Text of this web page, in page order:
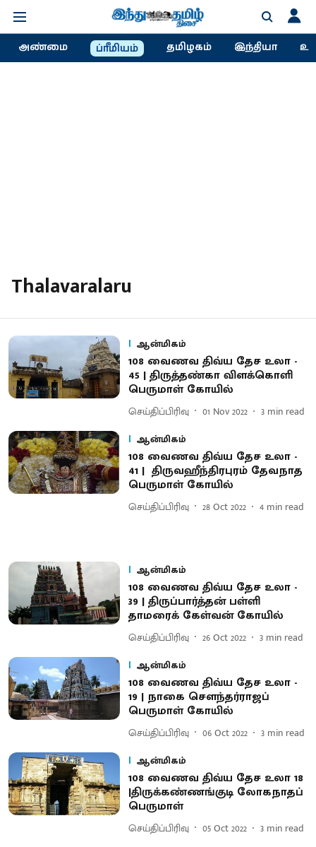
அண்மை ப்ரீமியம் தமிழகம் இந்தியா
Thalavaralaru
ஆன்மிகம்
108 வைணவ திவ்ய தேச உலா -
45 | திருத்தண்கா விளக்கொளி
பெருமாள் கோயில்
செய்திப்பிரிவு 01 Nov 2022 3 min read
ஆன்மிகம்
108 வைணவ திவ்ய தேச உலா -
41 | திருவஹீந்திரபுரம் தேவநாத
பெருமாள் கோயில்
செய்திப்பிரிவு 28 Oct 2022 4 min read
ஆன்மிகம்
108 வைணவ திவ்ய தேச உலா -
39 | திருப்பார்த்தன் பள்ளி
தாமரைக் கேள்வன் கோயில்
செய்திப்பிரிவு 26 Oct 2022 3 min read
ஆன்மிகம்
108 வைணவ திவ்ய தேச உலா -
19 | நாகை சௌந்தர்ராஜப்
பெருமாள் கோயில்
செய்திப்பிரிவு 06 Oct 2022 3 min read
ஆன்மிகம்
108 வைணவ திவ்ய தேச உலா 18
|திருக்கண்ணங்குடி லோகநாதப்
பெருமாள்
செய்திப்பிரிவு 05 Oct 2022 3 min read